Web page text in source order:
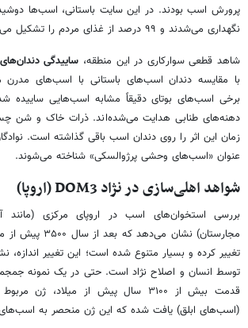
پرورش اسب بودند. در این سایت باستانی، اسب‌ها
نگهداری می‌شدند و ۹۹ درصد از غذای مردم را تشکیل می‌دادند.
شاهد قطعی سوارکاری در این منطقه، ساییدگی
با مقایسه دندان اسب‌های باستانی با اسب‌های مدرن
برخی اسب‌های بوتای دقیقاً مشابه اسب‌هایی ساییده
دهنه‌های طنابی هدایت می‌شده‌اند. ذرات خاک و شن
زمان این اثر را روی دندان اسب باقی گذاشته است.
عنوان «اسب‌های وحشی پرژوالسکی» شناخته می‌شوند.
شواهد اهلی‌سازی در نژاد DOM3 (اروپا)
بررسی استخوان‌های اسب در اروپای مرکزی
مجارستان) نشان
تغییر کرده و بسیار متنوع شده است؛ این تغییر اندازه،
توسط انسان و اصلاح نژاد است. حتی در یک نمونه
قدمت بیش از ۳۱۰۰ سال پیش از میلاد،
(اسب‌های ابلق) یافت شده که این ژن منحصر به